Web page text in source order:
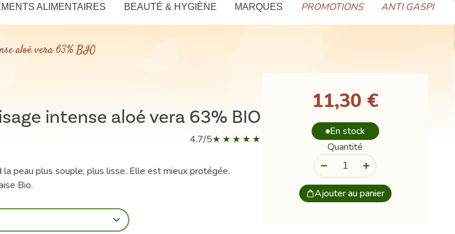
ALIMENTAIRES BEAUTÉ & HYGIÈNE MARQUES PROMOTIONS ANTI GASPI
aloé vera 63% BIO
intense aloé vera 63% BIO
4.7/5
la peau plus souple, plus lisse. Elle est mieux protégée.
Bio.
11,30 €
En stock
Quantité
Ajouter au panier